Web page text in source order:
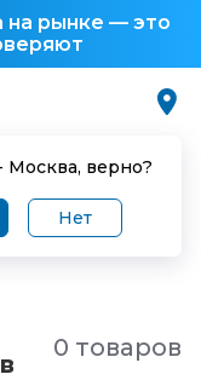
на рынке — это
Москва, верно?
Нет
Персональные
0 товаров